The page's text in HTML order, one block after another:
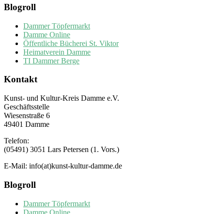
Blogroll
Dammer Töpfermarkt
Damme Online
Öffentliche Bücherei St. Viktor
Heimatverein Damme
TI Dammer Berge
Kontakt
Kunst- und Kultur-Kreis Damme e.V.
Geschäftsstelle
Wiesenstraße 6
49401 Damme
Telefon:
(05491) 3051 Lars Petersen (1. Vors.)
E-Mail: info(at)kunst-kultur-damme.de
Blogroll
Dammer Töpfermarkt
Damme Online